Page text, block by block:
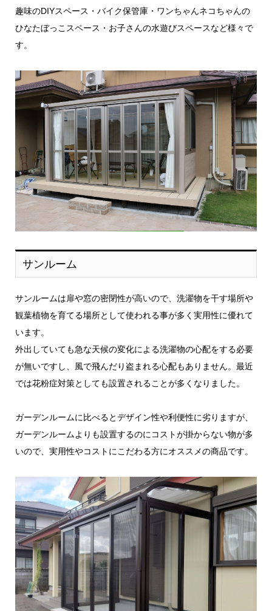
趣味のDIYスペース・バイク保管庫・ワンちゃんネコちゃんの
ひなたぼっこスペース・お子さんの水遊びスペースなど様々で
す。
サンルーム
サンルームは扉や窓の密閉性が高いので、洗濯物を干す場所や
観葉植物を育てる場所として使われる事が多く実用性に優れて
います。
外出していても急な天候の変化による洗濯物の心配をする必要
が無いですし、風で飛んだり盗まれる心配もありません。最近
では花粉症対策としても設置されることが多くなりました。
ガーデンルームに比べるとデザイン性や利便性に劣りますが、
ガーデンルームよりも設置するのにコストが掛からない物が多
いので、実用性やコストにこだわる方にオススメの商品です。